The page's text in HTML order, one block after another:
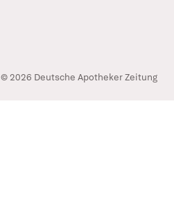
© 2026 Deutsche Apotheker Zeitung